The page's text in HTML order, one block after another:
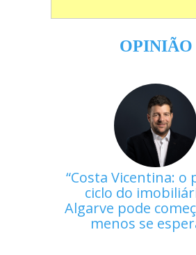
OPINIÃO
Costa Vicentina: o
ciclo do
Algarve pode
menos se